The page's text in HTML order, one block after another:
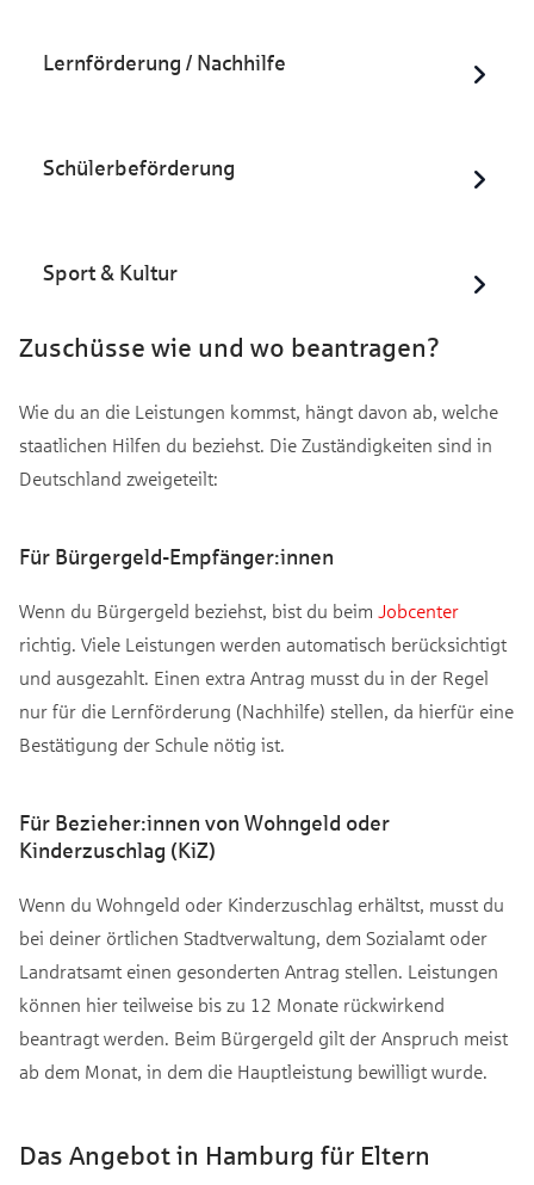
Lernförderung / Nachhilfe
Schülerbeförderung
Sport & Kultur
Zuschüsse wie und wo beantragen?
Wie du an die Leistungen kommst, hängt davon ab, welche
staatlichen Hilfen du beziehst. Die Zuständigkeiten sind in
Deutschland zweigeteilt:
Für Bürgergeld-Empfänger:innen
Wenn du Bürgergeld beziehst, bist du beim Jobcenter
richtig. Viele Leistungen werden automatisch berücksichtigt
und ausgezahlt. Einen extra Antrag musst du in der Regel
nur für die Lernförderung (Nachhilfe) stellen, da hierfür eine
Bestätigung der Schule nötig ist.
Für Bezieher:innen von Wohngeld oder
Kinderzuschlag (KiZ)
Wenn du Wohngeld oder Kinderzuschlag erhältst, musst du
bei deiner örtlichen Stadtverwaltung, dem Sozialamt oder
Landratsamt einen gesonderten Antrag stellen. Leistungen
können hier teilweise bis zu 12 Monate rückwirkend
beantragt werden. Beim Bürgergeld gilt der Anspruch meist
ab dem Monat, in dem die Hauptleistung bewilligt wurde.
Das Angebot in Hamburg für Eltern